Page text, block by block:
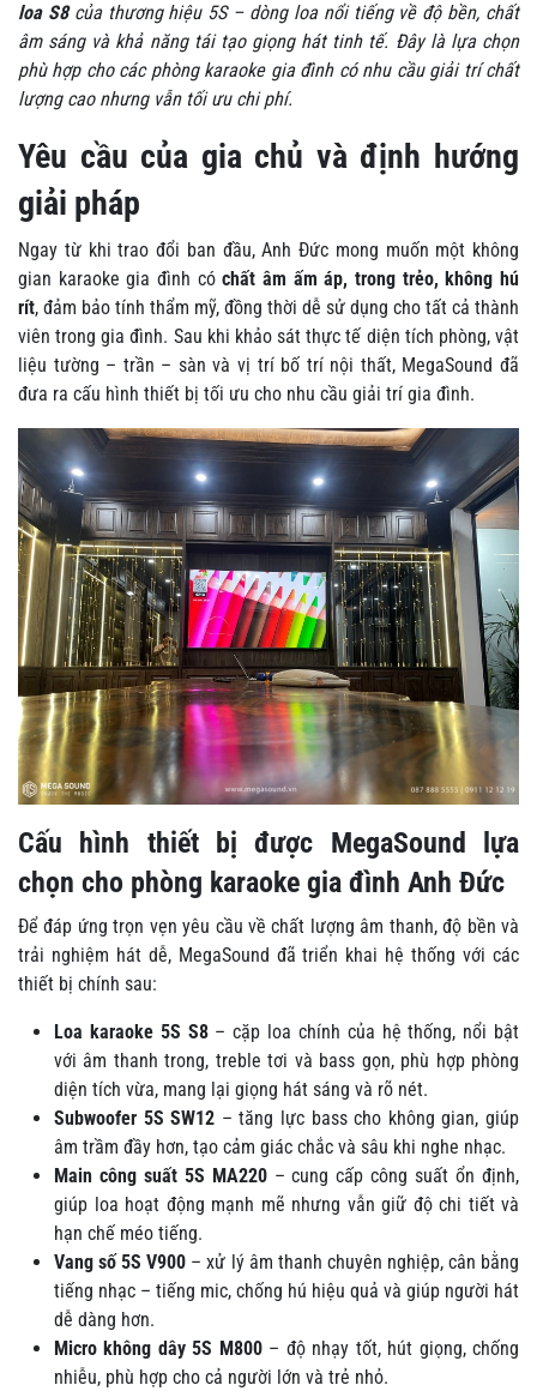
loa S8của thương hiệu 5S – dòng loa nổi tiếng về độ bền, chất
âm sáng và khả năng tái tạo giọng hát tinh tế. Đây là lựa chọn
phù hợp cho các phòng karaoke gia đình có nhu cầu giải trí chất
lượng cao nhưng vẫn tối ưu chi phí.
Yêu cầu của gia chủ và định hướng
giải pháp
Ngay từ khi trao đổi ban đầu, Anh Đức mong muốn một không
gian karaoke gia đình cóchất âm ấm áp, trong trẻo, không hú
rít, đảm bảo tính thẩm mỹ, đồng thời dễ sử dụng cho tất cả thành
viên trong gia đình. Sau khi khảo sát thực tế diện tích phòng, vật
liệu tường – trần – sàn và vị trí bố trí nội thất, MegaSound đã
đưa ra cấu hình thiết bị tối ưu cho nhu cầu giải trí gia đình.
Cấu hình thiết bị được MegaSound lựa
chọn cho phòng karaoke gia đình Anh Đức
Để đáp ứng trọn vẹn yêu cầu về chất lượng âm thanh, độ bền và
trải nghiệm hát dễ, MegaSound đã triển khai hệ thống với các
thiết bị chính sau:
Loa karaoke 5S S8– cặp loa chính của hệ thống, nổi bật
với âm thanh trong, treble tơi và bass gọn, phù hợp phòng
diện tích vừa, mang lại giọng hát sáng và rõ nét.
Subwoofer 5S SW12 – tăng lực bass cho không gian, giúp
âm trầm đầy hơn, tạo cảm giác chắc và sâu khi nghe nhạc.
Main công suất 5S MA220– cung cấp công suất ổn định,
giúp loa hoạt động mạnh mẽ nhưng vẫn giữ độ chi tiết và
hạn chế méo tiếng.
Vang số 5S V900 – xử lý âm thanh chuyên nghiệp, cân bằng
tiếng nhạc – tiếng mic, chống hú hiệu quả và giúp người hát
dễ dàng hơn.
Micro không dây 5S M800– độ nhạy tốt, hút giọng, chống
nhiễu, phù hợp cho cả người lớn và trẻ nhỏ.